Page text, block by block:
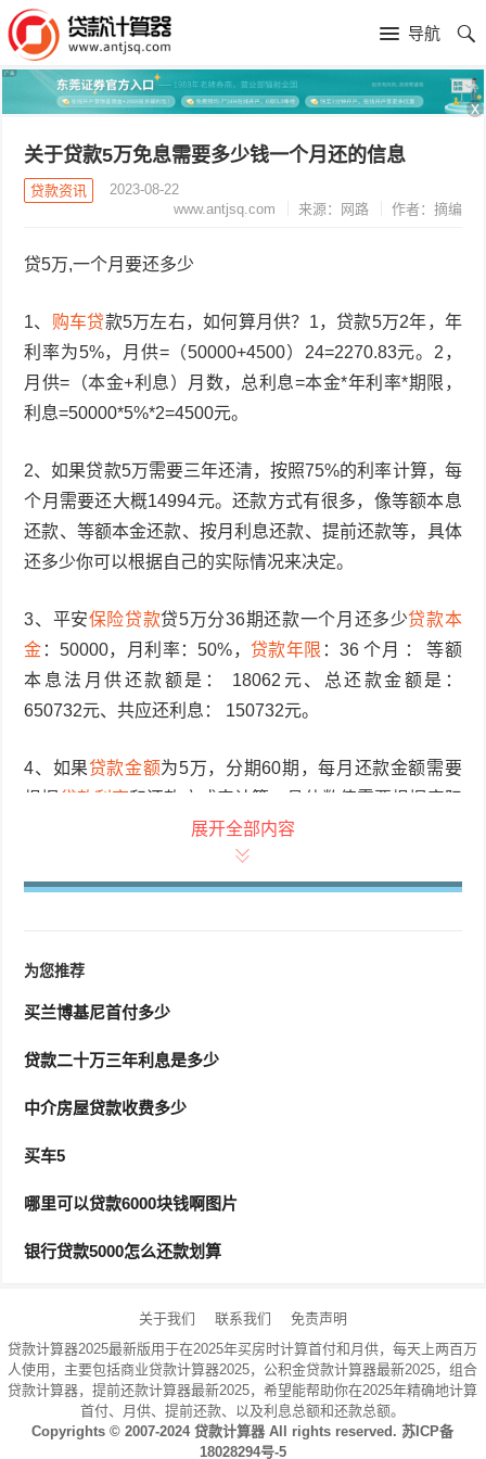
导航
x
关于贷款5万免息需要多少钱一个月还的信息
贷款资讯
2023-08-22
www.antjsq.com
来源：网路 作者：摘编
贷5万,一个月要还多少
1、 购车贷款5万左右，如何算月供？1，贷款5万2年，年
利率为5%，月供=（50000+4500）24=2270.83元。2，
月供=（本金+利息）月数，总利息=本金*年利率*期限，
利息=50000*5%*2=4500元。
2、如果贷款5万需要三年还清，按照75%的利率计算，每
个月需要还大概14994元。还款方式有很多，像等额本息
还款、等额本金还款、按月利息还款、提前还款等，具体
还多少你可以根据自己的实际情况来决定。
3、平安保险贷款贷5万分36期还款一个月还多少贷款本
金 ：50000，月利率：50%，贷款年限 ：36 个月 ： 等额
本息法月供还款额是： 18062元、总还款金额是：
650732元、共应还利息： 150732元。
4、如果贷款金额为5万，分期60期，每月还款金额需要
根据 贷款利率和还款方式来计算，具体数值需要根据实际
情况进行计算。计算月还款金额：首先，确定贷款利率。
贷款利率可以是固定利率或浮动利率，根据具体情况选择
适合的利率类型。
6％，以下两种
还款法：利息总额：31873，累计
6、如果贷款5万，按照35%的基准利率计算，选择等额本
元，本息合计金额为511894元。
22.4万买车首付5万分期5年一个月要多少钱
利息=50000*5%*2=4500元。
2、天籁首付5万月供一般是2100元。每个地区的政策不
一样，建议你问当地的4S店，他们会给你满意的答复，
展开全部内容
为您推荐
买兰博基尼首付多少
贷款二十万三年利息是多少
中介房屋贷款收费多少
买车5
哪里可以贷款6000块钱啊图片
银行贷款5000怎么还款划算
关于我们 联系我们
免责声明
贷款计算器2025最新版用于在2025年买房时计算首付和月供，每天上两百万
人使用，主要包括商业贷款计算器2025，公积金贷款计算器最新2025，组合
贷款计算器，提前还款计算器最新2025，希望能帮助你在2025年精确地计算
首付、月供、提前还款、以及利息总额和还款总额。
Copyrights © 2007-2024贷款计算器 All rights reserved.苏ICP备
18028294号-5